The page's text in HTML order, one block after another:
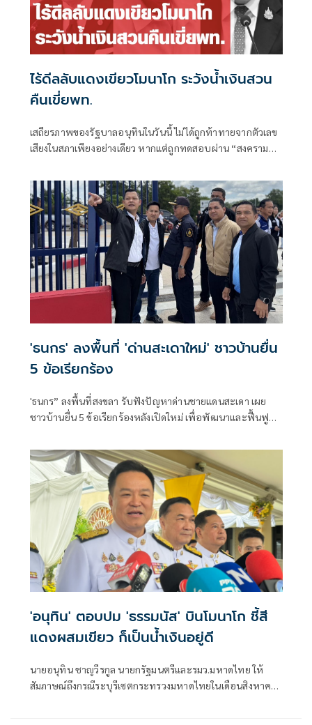
ไร้ดีลลับแดงเขียวโมนาโก ระวังน้ำเงินสวน
คืนเขี่ยพท.
เสถียรภาพของรัฐบาลอนุทินในวันนี้ ไม่ได้ถูกท้าทายจากตัวเลข
เสียงในสภาเพียงอย่างเดียว หากแต่ถูกทดสอบผ่าน “สงคราม
ข่ายอำนาจของพรรคภูมิใจไทย
'ธนกร' ลงพื้นที่ 'ด่านสะเดาใหม่' ชาวบ้านยื่น
5 ข้อเรียกร้อง
'ธนกร” ลงพื้นที่สงขลา รับฟังปัญหาด่านชายแดนสะเดา เผย
ชาวบ้านยื่น 5 ข้อเรียกร้องหลังเปิดใหม่ เพื่อพัฒนาและฟื้นฟู
'อนุทิน' ตอบปม 'ธรรมนัส' บินโมนาโก ชี้สี
แดงผสมเขียว ก็เป็นน้ำเงินอยู่ดี
นายอนุทิน ชาญวีรกูล นายกรัฐมนตรีและรมว.มหาดไทย ให้
สัมภาษณ์ถึงกรณีระบุรีเซตกระทรวงมหาดไทยในเดือนสิงหาคม